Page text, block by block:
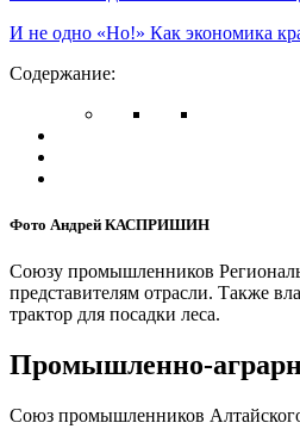
И не одно «Но!» Как экономика
Содержание:
Фото Андрей КАСПРИШИН
Союзу промышленников
представителям отрасли. Также
трактор для посадки леса.
Промышленно-
Союз промышленников Алтайского